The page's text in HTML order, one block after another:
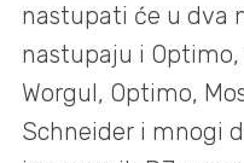
nastupati će u dva
nastupaju i Optimo,
Worgul, Optimo,
Schneider i mnogi